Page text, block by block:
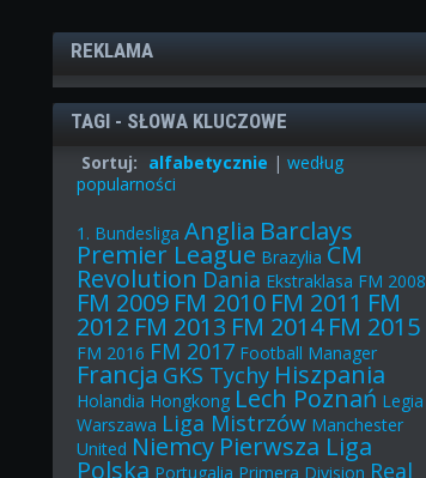
REKLAMA
TAGI - SŁOWA KLUCZOWE
Sortuj: alfabetycznie | według
popularności
1. Bundesliga Anglia Barclays
Premier League Brazylia CM
Revolution Dania Ekstraklasa FM 2008
FM 2009 FM 2010 FM 2011 FM
2012 FM 2013 FM 2014 FM 2015
FM 2016 FM 2017 Football Manager
Francja GKS Tychy Hiszpania
Holandia Hongkong Lech Poznań Legia
Warszawa Liga Mistrzów Manchester
United Niemcy Pierwsza Liga
Polska Portugalia Primera Division Real